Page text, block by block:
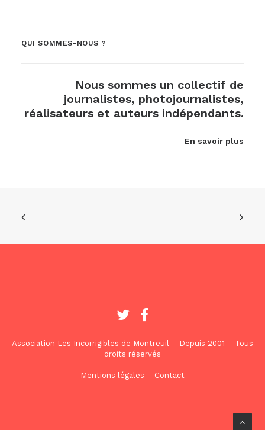
QUI SOMMES-NOUS ?
Nous sommes un collectif de
journalistes, photojournalistes,
réalisateurs et auteurs indépendants.
En savoir plus
Association Les Incorrigibles de Montreuil – Depuis 2001 – Tous
droits réservés
Mentions légales – Contact